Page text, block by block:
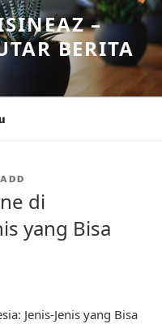
–
BERITA
di
yang Bisa
Jenis-Jenis yang Bisa